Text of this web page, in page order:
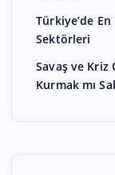
Türkiye’de
Sektörleri
Savaş ve Kriz
Kurmak mı